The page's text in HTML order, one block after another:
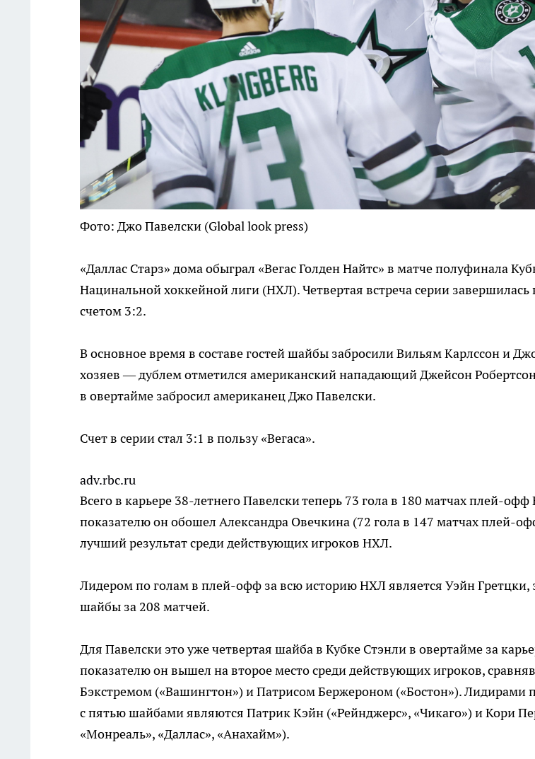
Фото: Джо Павелски (Global look press)
«Даллас Старз» дома обыграл «Вегас Голден Найтс» в матче полуфинала
Нацинальной хоккейной лиги (НХЛ). Четвертая встреча серии завершилась
счетом 3:2.
В основное время в составе гостей шайбы забросили Вильям Карлссон и
хозяев — дублем отметился американский нападающий Джейсон
в овертайме забросил американец Джо Павелски.
Счет в серии стал 3:1 в пользу «Вегаса».
adv.rbc.ru
Всего в карьере 38-летнего Павелски теперь 73 гола в 180 матчах плей-
показателю он обошел Александра Овечкина (72 гола в 147 матчах плей-
лучший результат среди действующих игроков НХЛ.
Лидером по голам в плей-офф за всю историю НХЛ является Уэйн Гретцки,
шайбы за 208 матчей.
Для Павелски это уже четвертая шайба в Кубке Стэнли в овертайме за
показателю он вышел на второе место среди действующих игроков,
Бэкстремом («Вашингтон») и Патрисом Бержероном («Бостон»). Лидирами
с пятью шайбами являются Патрик Кэйн («Рейнджерс», «Чикаго») и Кори
«Монреаль», «Даллас», «Анахайм»).